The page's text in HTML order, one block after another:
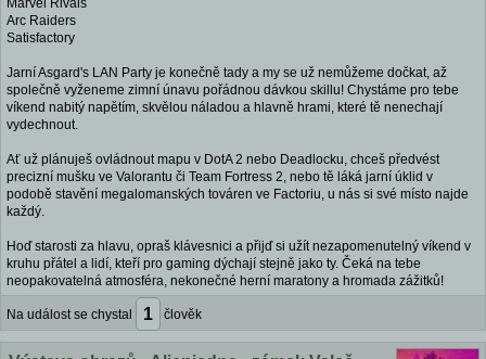
Marvel Rivals
Arc Raiders
Satisfactory
Jarní Asgard's LAN Party je konečně tady a my se už nemůžeme dočkat, až
společně vyženeme zimní únavu pořádnou dávkou skillu! Chystáme pro tebe
víkend nabitý napětím, skvělou náladou a hlavně hrami, které tě nenechají
vydechnout.
Ať už plánuješ ovládnout mapu v DotA 2 nebo Deadlocku, chceš předvést
precizní mušku ve Valorantu či Team Fortress 2, nebo tě láká jarní úklid v
podobě stavění megalomanských továren ve Factoriu, u nás si své místo najde
každý.
Hoď starosti za hlavu, opraš klávesnici a přijď si užít nezapomenutelný víkend v
kruhu přátel a lidí, kteří pro gaming dýchají stejně jako ty. Čeká na tebe
neopakovatelná atmosféra, nekonečné herní maratony a hromada zážitků!
Na událost se chystal 1 člověk